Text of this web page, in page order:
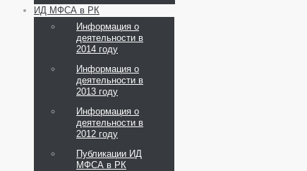
ИД МФСА в РК
Информация о
деятельности в
2014 году
Информация о
деятельности в
2013 году
Информация о
деятельности в
2012 году
Публикации ИД
МФСА в РК